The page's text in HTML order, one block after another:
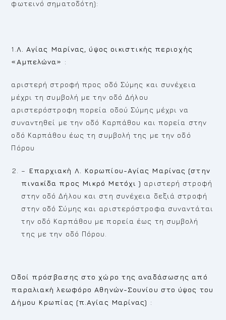
φωτεινό σηματοδότη):
1. Λ. Αγίας Μαρίνας, ύψος οικιστικής περιοχής
«Αμπελώνα» :
αριστερή στροφή προς οδό Σύμης και συνέχεια
μέχρι τη συμβολή με την οδό Δήλου
αριστερόστροφη πορεία οδού Σύμης μέχρι να
συναντηθεί με την οδό Καρπάθου και πορεία στην
οδό Καρπάθου έως τη συμβολή της με την οδό
Πόρου
– Επαρχιακή Λ. Κορωπίου-Αγίας Μαρίνας (στην
πινακίδα προς Μικρό Μετόχι ) αριστερή στροφή
στην οδό Δήλου και στη συνέχεια δεξιά στροφή
στην οδό Σύμης και αριστερόστροφα συναντάται
την οδό Καρπάθου με πορεία έως τη συμβολή
της με την οδό Πόρου.
Οδοί πρόσβασης στο χώρο της αναδάσωσης από
παραλιακή λεωφόρο Αθηνών-Σουνίου στο ύψος του
Δήμου Κρωπίας (π.Αγίας Μαρίνας) :